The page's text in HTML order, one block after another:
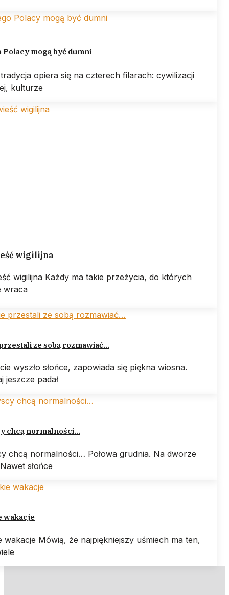
Polacy mogą być dumni
opiera się na czterech filarach: cywilizacji
kulturze
wigilijna
wigilijna Każdy ma takie przeżycia, do których
wraca
ze sobą rozmawiać…
wyszło słońce, zapowiada się piękna wiosna.
jeszcze padał
chcą normalności…
chcą normalności… Połowa grudnia. Na dworze
słońce
wakacje
wakacje Mówią, że najpiękniejszy uśmiech ma ten,